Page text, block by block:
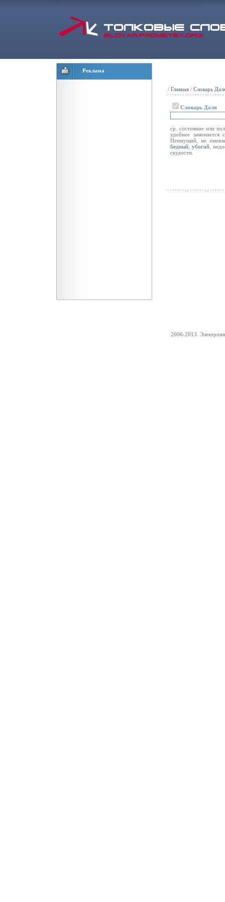
Реклама
/ Главная / Словарь
Словарь Даля
ср. состояние или
удобнее
Неимущий, не
бедный убогий,
скудости.
2006-2013.